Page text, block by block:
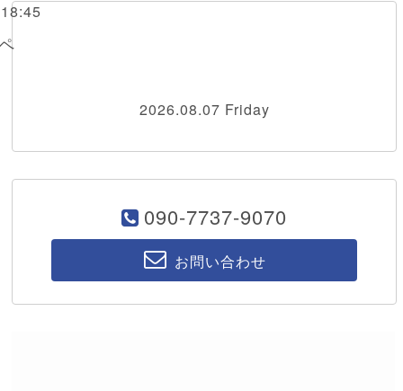
2026.08.07 Friday
090-7737-9070
お問い合わせ